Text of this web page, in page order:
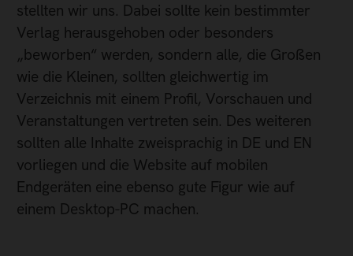
stellten wir uns. Dabei sollte kein bestimmter
Verlag herausgehoben oder besonders
„beworben“ werden, sondern alle, die Großen
wie die Kleinen, sollten gleichwertig im
Verzeichnis mit einem Profil, Vorschauen und
Veranstaltungen vertreten sein. Des weiteren
sollten alle Inhalte zweisprachig in DE und EN
vorliegen und die Website auf mobilen
Endgeräten eine ebenso gute Figur wie auf
einem Desktop-PC machen.